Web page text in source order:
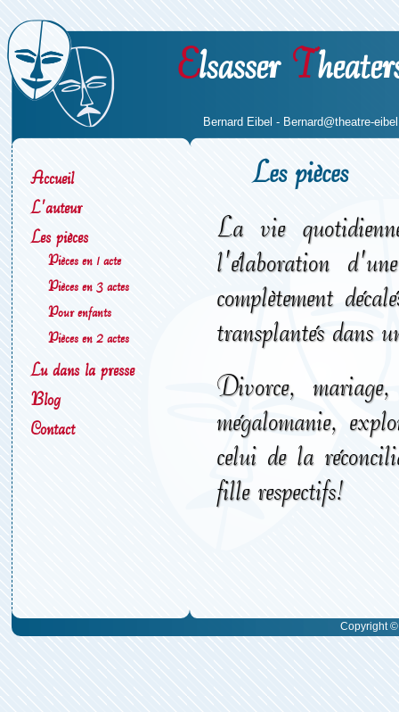
Elsasser T
Bernard Eibel - Bernard@theatre-
Accueil
L'auteur
Les pièces
Pièces en 1 acte
Pièces en 3 actes
Pour enfants
Pièces en 2 actes
Lu dans la presse
Blog
Contact
Les pièces
La vie
l'élaboration
complètement
transplantés dans
Divorce,
mégalomanie,
celui de la
fille respectifs!
Copyright